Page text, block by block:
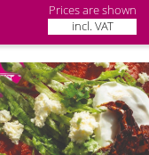
Prices are shown
incl. VAT